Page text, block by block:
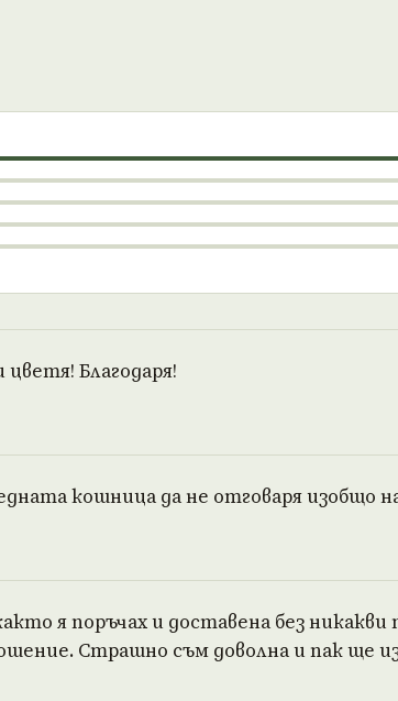
Благодаря!
кошница да не отговаря изобщо
я поръчах и доставена без никакви
Страшно съм доволна и пак ще